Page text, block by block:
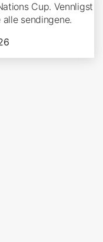
Cup. Vennligst
sendingene.